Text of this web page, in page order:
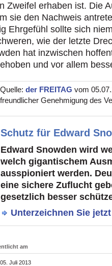
Zweifel erhaben ist. Die
sie den Nachweis
Ehrgefühl sollte sich
wie der letzte
hat inzwischen
und vor allem
Quelle: der FREITAG vom
freundlicher Genehmigung des
Schutz für Edward
Edward Snowden wird
welch gigantischem
ausspioniert werden.
eine sichere Zuflucht
gesetzlich besser
Unterzeichnen Sie
am
05. Juli 2013